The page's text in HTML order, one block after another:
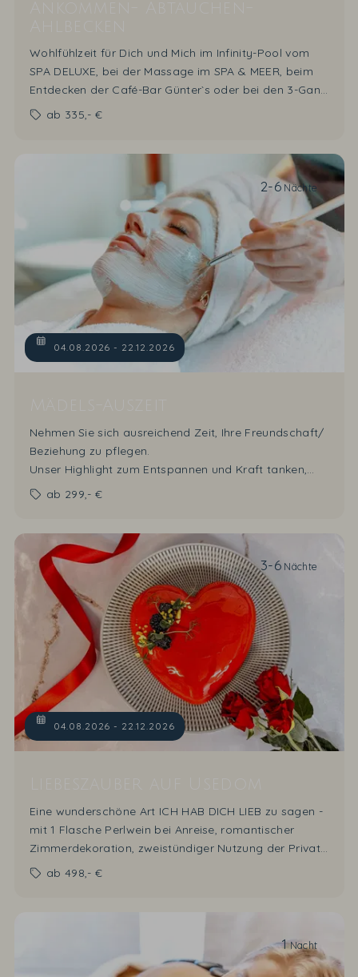
Wohlfühlzeit für Dich und Mich im Infinity-Pool vom
SPA DELUXE, bei der Massage im SPA & MEER, beim
Entdecken der Café-Bar Günter`s oder bei den 3-Gang
Genießer-Menüs am Abend im Restaurant DÜNE 48
ab 335,- €
2-6 Nächte
04.08.2026 - 22.12.2026
Nehmen Sie sich ausreichend Zeit, Ihre Freundschaft/
Beziehung zu pflegen.
Unser Highlight zum Entspannen und Kraft tanken,
zum Lachen und Reden - für beste Freundinnen,
10% Sparvorteilauf die Zimmerrate "Übernachtung
mit Frühstück" sind im Angebot enthalten.
ab 299,- €
3-6 Nächte
04.08.2026 - 22.12.2026
Eine wunderschöne Art ICH HAB DICH LIEB zu sagen -
mit 1 Flasche Perlwein bei Anreise, romantischer
Zimmerdekoration, zweistündiger Nutzung der Private
SPA-Suite, einem romantischen Candle-Light-Dinner
ab498,- €
1Nacht